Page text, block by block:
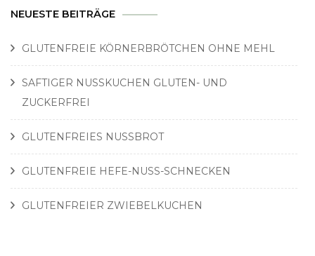
NEUESTE BEITRÄGE
GLUTENFREIE KÖRNERBRÖTCHEN OHNE MEHL
SAFTIGER NUSSKUCHEN GLUTEN- UND
ZUCKERFREI
GLUTENFREIES NUSSBROT
GLUTENFREIE HEFE-NUSS-SCHNECKEN
GLUTENFREIER ZWIEBELKUCHEN